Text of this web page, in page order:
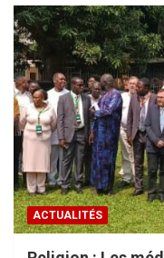
ACTUALITÉS